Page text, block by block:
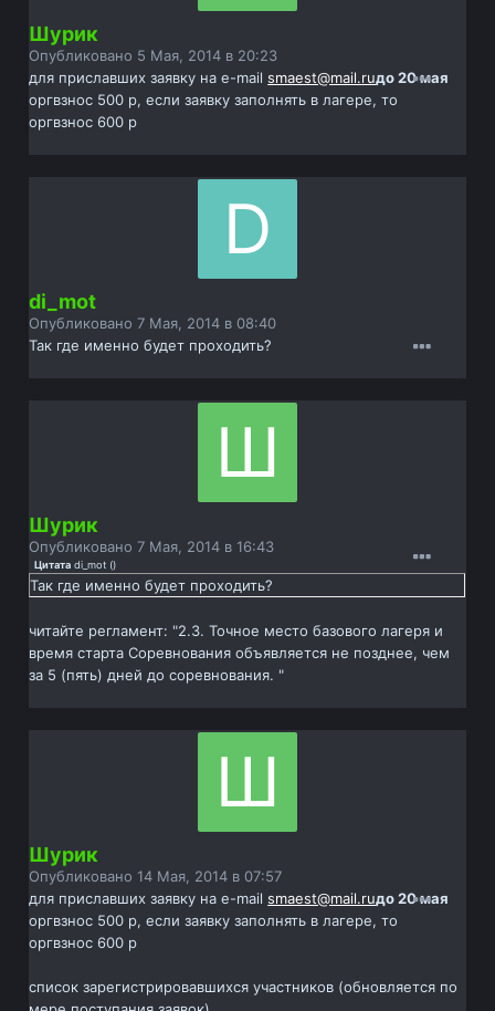
Шурик
Опубликовано 5 Мая, 2014 в 20:23
для приславших заявку на e-mailsmaest@mail.ruдо 20 мая
оргвзнос 500 р, если заявку заполнять в лагере, то
оргвзнос 600 р
di_mot
Опубликовано7 Мая, 2014 в 08:40
Так где именно будет проходить?
Шурик
Опубликовано7 Мая, 2014 в 16:43
Цитата di_mot ()
Так где именно будет проходить?
читайте регламент: "2.3. Точное место базового лагеря и
время старта Соревнования объявляется не позднее, чем
за 5 (пять) дней до соревнования. "
Шурик
Опубликовано14 Мая, 2014 в 07:57
для приславших заявку на e-mailsmaest@mail.ruдо 20 мая
оргвзнос 500 р, если заявку заполнять в лагере, то
оргвзнос 600 р
список зарегистрировавшихся участников (обновляется по